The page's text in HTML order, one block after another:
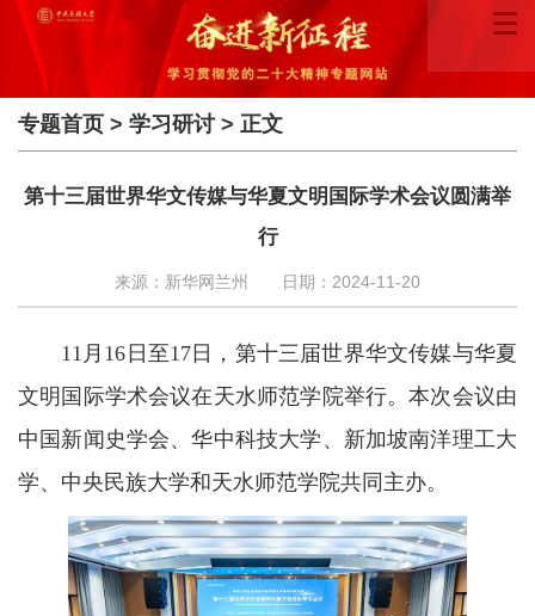
专题首页 > 学习研讨> 正文
第十三届世界华文传媒与华夏文明国际学术会议圆满举
行
来源：新华网兰州 日期：2024-11-20
11月16日至17日，第十三届世界华文传媒与华夏
文明国际学术会议在天水师范学院举行。本次会议由
中国新闻史学会、华中科技大学、新加坡南洋理工大
学、中央民族大学和天水师范学院共同主办。